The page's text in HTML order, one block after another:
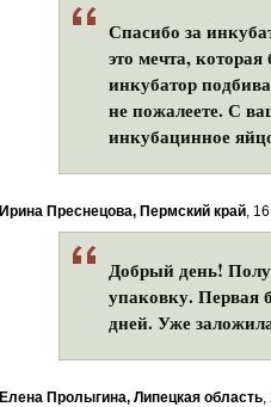
Спасибо за
это мечта,
инкубатор
не пожалеете. С
инкубацинное
Ирина Преснецова, Пермский край,
Добрый день!
упаковку. Первая
дней. Уже
Елена Пролыгина, Липецкая область,